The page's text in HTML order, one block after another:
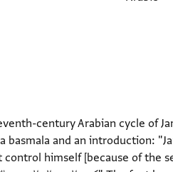
century Arabian cycle of
basmala and an introduction: